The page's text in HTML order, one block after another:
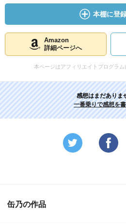
本棚に登
Amazon
詳細ページへ
本ページはアフィリエイトプログラ
感想はまだありま
一番乗りで感想を
缶乃の作品